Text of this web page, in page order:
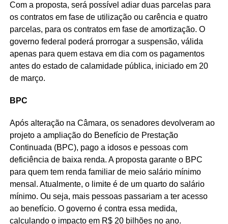
Com a proposta, será possível adiar duas parcelas para
os contratos em fase de utilização ou carência e quatro
parcelas, para os contratos em fase de amortização. O
governo federal poderá prorrogar a suspensão, válida
apenas para quem estava em dia com os pagamentos
antes do estado de calamidade pública, iniciado em 20
de março.
BPC
Após alteração na Câmara, os senadores devolveram ao
projeto a ampliação do Benefício de Prestação
Continuada (BPC), pago a idosos e pessoas com
deficiência de baixa renda. A proposta garante o BPC
para quem tem renda familiar de meio salário mínimo
mensal. Atualmente, o limite é de um quarto do salário
mínimo. Ou seja, mais pessoas passariam a ter acesso
ao benefício. O governo é contra essa medida,
calculando o impacto em R$ 20 bilhões no ano.